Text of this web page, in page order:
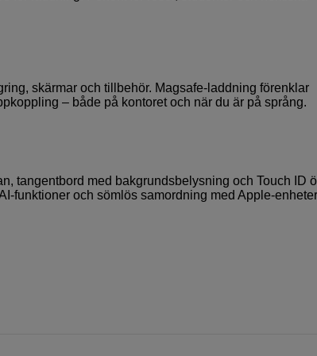
skärmar och tillbehör. Magsafe-laddning förenklar
– både på kontoret och när du är på språng.
tangentbord med bakgrundsbelysning och Touch ID
funktioner och sömlös samordning med Apple-